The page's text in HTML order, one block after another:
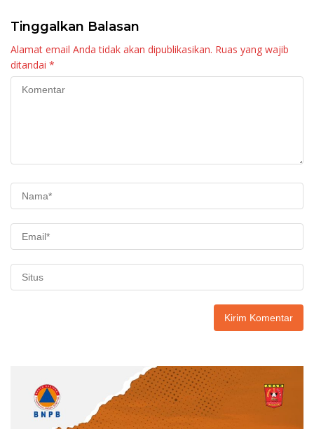
Tinggalkan Balasan
Alamat email Anda tidak akan dipublikasikan. Ruas yang wajib
ditandai *